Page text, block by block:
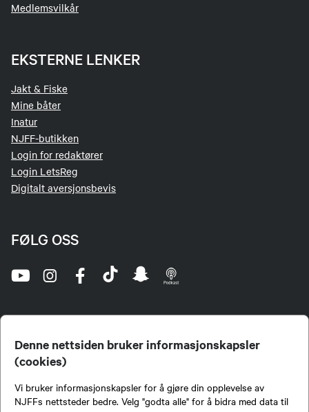
Denne nettsiden bruker informasjonskapsler
(cookies)
Vi bruker informasjonskapsler for å gjøre din opplevelse av
NJFFs nettsteder bedre. Velg "godta alle" for å bidra med data til
Medlemsvilkår
EKSTERNE LENKER
Jakt & Fiske
Mine båter
Inatur
NJFF-butikken
Login for redaktører
Login LetsReg
Digitalt aversjonsbevis
FØLG OSS
jegere og sportsfiskere og et av de viktigste miljøene for formidling av kunnskap om jakt og
fiske i Norge. Vi er en partipolitisk nøytral organisasjon, men har et sterkt jakt-, fiske-, og